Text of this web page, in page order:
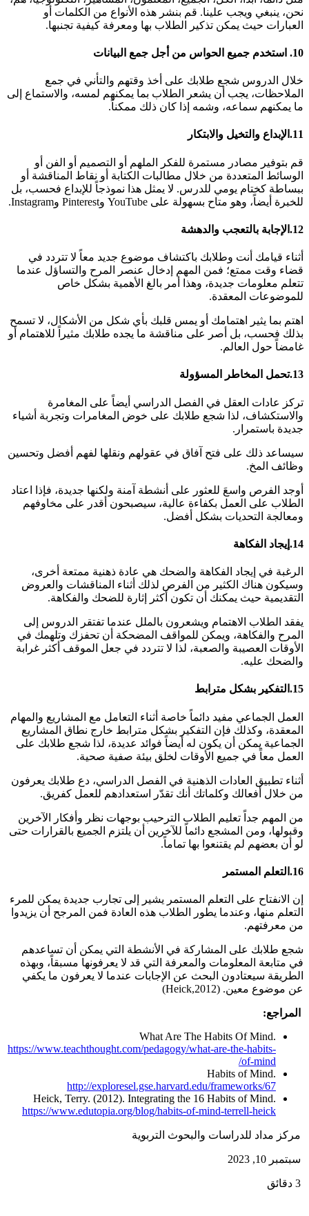
نحن، ينبغي ويجب علينا. قم بنشر هذه الأنواع من الكلمات أو
العبارات حيث يمكن تذكير الطلاب بها ومعرفة كيفية تجنبها.
10. استخدم جميع الحواس من أجل جمع البيانات
خلال الدروس شجع طلابك على أخذ وقتهم والتأني في جمع
الملاحظات، يجب أن يشعر الطلاب بما يمكنهم لمسه، والاستماع إلى
ما يمكنهم سماعه، وشمه إذا كان ذلك ممكناً.
11. الإبداع والتخيل والابتكار
قم بتوفير مصادر مستمرة للفكر الملهم أو التصميم أو الفن أو
الوسائط المتعددة من خلال مطالبات الكتابة أو نقاط المناقشة أو
ببساطة كختام يومي للدرس. لا يمثل هذا نموذجاً للإبداع فحسب، بل
للخبرة أيضاً، وهو متاح بسهولة على YouTube وPinterest وInstagram.
12. الإجابة بالتعجب والدهشة
أثناء قيامك أنت وطلابك باكتشاف موضوع جديد معاً لا تتردد في
قضاء وقت ممتع؛ فمن المهم إدخال عنصر المرح والتساؤل عندما
تتعلم معلومات جديدة، وهذا أمر بالغ الأهمية بشكل خاص
للموضوعات المعقدة.
اهتم بما يثير اهتمامك أو يمس قلبك بأي شكل من الأشكال، لا تسمح
بذلك فحسب، بل أصر على مناقشة ما يجده طلابك مثيراً للاهتمام أو
غامضاً حول العالم.
13.تحمل المخاطر المسؤولة
تركز عادات العقل في الفصل الدراسي أيضاً على المغامرة
والاستكشاف، لذا شجع طلابك على خوض المغامرات وتجربة أشياء
جديدة باستمرار.
سيساعد ذلك على فتح آفاق في عقولهم ونقلها لفهم أفضل وتحسين
وظائف المخ.
أوجد الفرص واسعَ للعثور على أنشطة آمنة ولكنها جديدة، فإذا اعتاد
الطلاب على العمل بكفاءة عالية، سيصبحون أقدر على مخاوفهم
ومعالجة التحديات بشكل أفضل.
14. إيجاد الفكاهة
الرغبة في إيجاد الفكاهة والضحك هي عادة ذهنية ممتعة أخرى،
وسيكون هناك الكثير من الفرص لذلك أثناء المناقشات والعروض
التقديمية حيث يمكنك أن تكون أكثر إثارة للضحك والفكاهة.
يفقد الطلاب الاهتمام ويشعرون بالملل عندما تفتقر الدروس إلى
المرح والفكاهة، ويمكن للمواقف المضحكة أن تحفزك وتلهمك في
الأوقات العصيبة والصعبة، لذا لا تتردد في جعل الموقف أكثر غرابة
والضحك عليه.
15. التفكير بشكل مترابط
العمل الجماعي مفيد دائماً خاصة أثناء التعامل مع المشاريع والمهام
المعقدة، وكذلك فإن التفكير بشكل مترابط خارج نطاق المشاريع
الجماعية يمكن أن يكون له أيضاً فوائد عديدة، لذا شجع طلابك على
العمل معاً في جميع الأوقات لخلق بيئة صفية صحية.
أثناء تطبيق العادات الذهنية في الفصل الدراسي، دع طلابك يعرفون
من خلال أفعالك وكلماتك أنك تقدّر استعدادهم للعمل كفريق.
من المهم جداً تعليم الطلاب الترحيب بوجهات نظر وأفكار الآخرين
وقبولها، ومن المشجع دائماً للآخرين أن يلتزم الجميع بالقرارات حتى
لو أن بعضهم لم يقتنعوا بها تماماً.
16. التعلم المستمر
إن الانفتاح على التعلم المستمر يشير إلى تجارب جديدة يمكن للمرء
التعلم منها، وعندما يطور الطلاب هذه العادة فمن المرجح أن يزيدوا
من معرفتهم.
شجع طلابك على المشاركة في الأنشطة التي يمكن أن تساعدهم
في متابعة المعلومات والمعرفة التي قد لا يعرفونها مسبقاً، وبهذه
الطريقة سيعتادون البحث عن الإجابات عندما لا يعرفون ما يكفي
عن موضوع معين. (Heick,2012)
المراجع:
What Are The Habits Of Mind.
https://www.teachthought.com/pedagogy/what-are-the-habits-
of-mind/
Habits of Mind.
http://exploresel.gse.harvard.edu/frameworks/67
Heick, Terry. (2012). Integrating the 16 Habits of Mind.
https://www.edutopia.org/blog/habits-of-mind-terrell-heick
مركز مداد للدراسات والبحوث التربوية
سبتمبر 10, 2023